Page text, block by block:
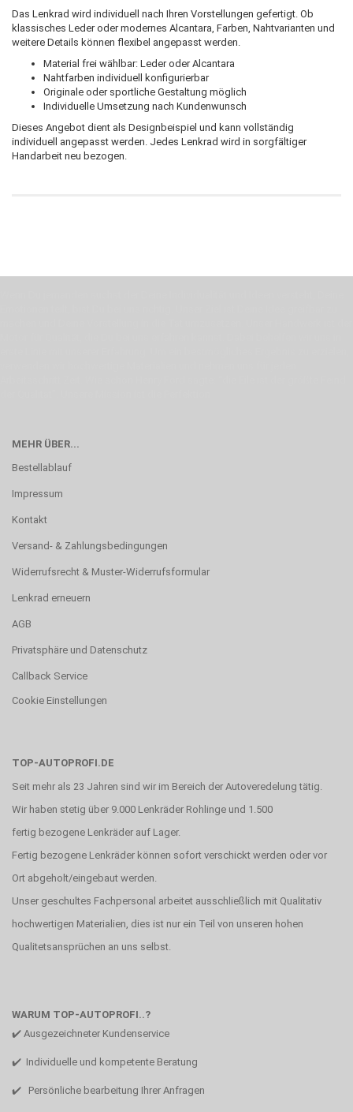
Das Lenkrad wird individuell nach Ihren Vorstellungen gefertigt. Ob
klassisches Leder oder modernes Alcantara, Farben, Nahtvarianten und
weitere Details können flexibel angepasst werden.
Material frei wählbar: Leder oder Alcantara
Nahtfarben individuell konfigurierbar
Originale oder sportliche Gestaltung möglich
Individuelle Umsetzung nach Kundenwunsch
Dieses Angebot dient als Designbeispiel und kann vollständig
individuell angepasst werden. Jedes Lenkrad wird in sorgfältiger
Handarbeit neu bezogen.
MEHR ÜBER...
Bestellablauf
Impressum
Kontakt
Versand- & Zahlungsbedingungen
Widerrufsrecht & Muster-Widerrufsformular
Lenkrad erneuern
AGB
Privatsphäre und Datenschutz
Callback Service
Cookie Einstellungen
TOP-AUTOPROFI.DE
Seit mehr als 23 Jahren sind wir im Bereich der Autoveredelung tätig.
Wir haben stetig über 9.000 Lenkräder Rohlinge und 1.500
fertig bezogene Lenkräder auf Lager.
Fertig bezogene Lenkräder können sofort verschickt werden oder vor
Ort abgeholt/eingebaut werden.
Unser geschultes Fachpersonal arbeitet ausschließlich mit Qualitativ
hochwertigen Materialien, dies ist nur ein Teil von unseren hohen
Qualitetsansprüchen an uns selbst.
WARUM TOP-AUTOPROFI..?
✔️ Ausgezeichneter Kundenservice
✔️ Individuelle und kompetente Beratung
✔️ Persönliche bearbeitung Ihrer Anfragen